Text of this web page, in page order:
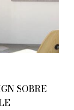
SOBRE